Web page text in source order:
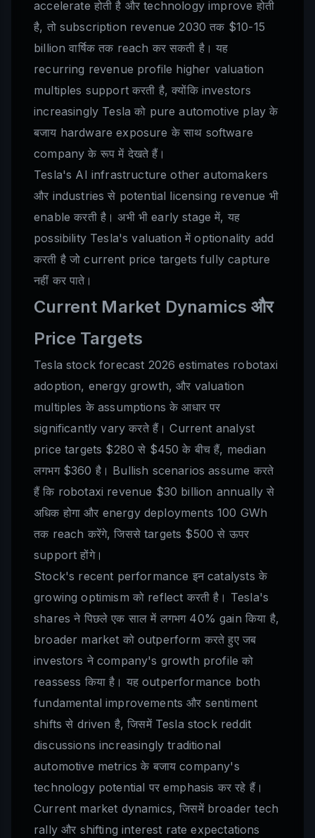
accelerate होती है और technology improve होती
है, तो subscription revenue 2030 तक $10-15
billion वार्षिक तक reach कर सकती है। यह
recurring revenue profile higher valuation
multiples support करती है, क्योंकि investors
increasingly Tesla को pure automotive play के
बजाय hardware exposure के साथ software
company के रूप में देखते हैं।
Tesla's AI infrastructure other automakers
और industries से potential licensing revenue भी
enable करती है। अभी भी early stage में, यह
possibility Tesla's valuation में optionality add
करती है जो current price targets fully capture
नहीं कर पाते।
Current Market Dynamics और
Price Targets
Tesla stock forecast 2026 estimates robotaxi
adoption, energy growth, और valuation
multiples के assumptions के आधार पर
significantly vary करते हैं। Current analyst
price targets $280 से $450 के बीच हैं, median
लगभग $360 है। Bullish scenarios assume करते
हैं कि robotaxi revenue $30 billion annually से
अधिक होगा और energy deployments 100 GWh
तक reach करेंगे, जिससे targets $500 से ऊपर
support होंगे।
Stock's recent performance इन catalysts के
growing optimism को reflect करती है। Tesla's
shares ने पिछले एक साल में लगभग 40% gain किया है,
broader market को outperform करते हुए जब
investors ने company's growth profile को
reassess किया है। यह outperformance both
fundamental improvements और sentiment
shifts से driven है, जिसमें Tesla stock reddit
discussions increasingly traditional
automotive metrics के बजाय company's
technology potential पर emphasis कर रहे हैं।
Current market dynamics, जिसमें broader tech
rally और shifting interest rate expectations